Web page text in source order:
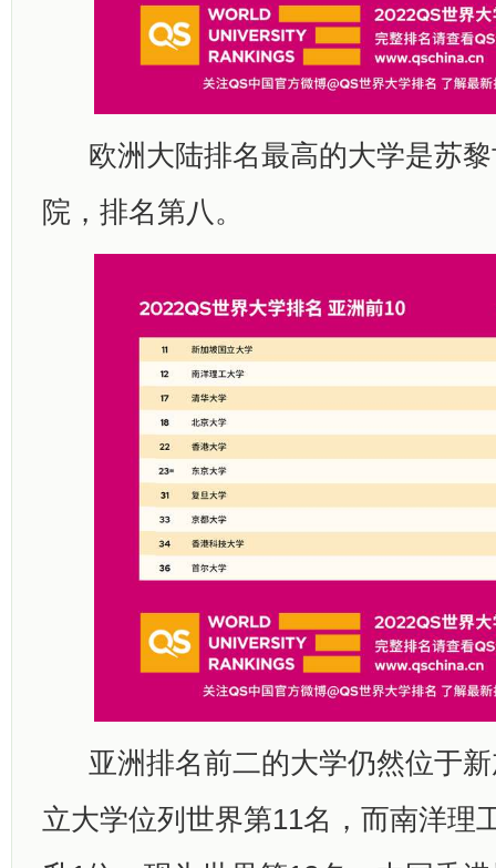
欧洲大陆排名最高的大学是苏黎
院，排名第八。
亚洲排名前二的大学仍然位于新
立大学位列世界第11名，而南洋理